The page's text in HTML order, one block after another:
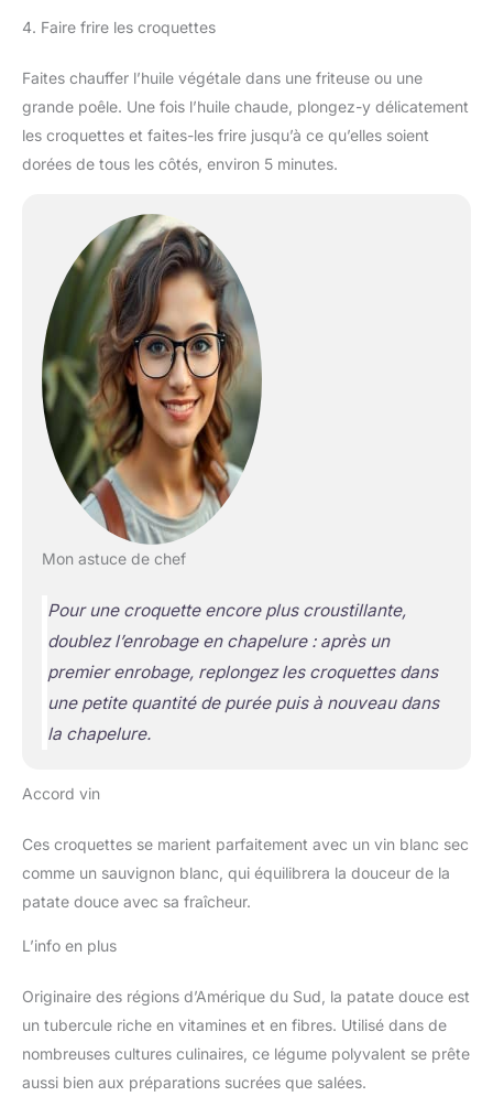
4. Faire frire les croquettes
Faites chauffer l’huile végétale dans une friteuse ou une
grande poêle. Une fois l’huile chaude, plongez-y délicatement
les croquettes et faites-les frire jusqu’à ce qu’elles soient
dorées de tous les côtés, environ 5 minutes.
Mon astuce de chef
Pour une croquette encore plus croustillante,
doublez l’enrobage en chapelure : après un
premier enrobage, replongez les croquettes dans
une petite quantité de purée puis à nouveau dans
la chapelure.
Accord vin
Ces croquettes se marient parfaitement avec un vin blanc sec
comme un sauvignon blanc, qui équilibrera la douceur de la
patate douce avec sa fraîcheur.
L’info en plus
Originaire des régions d’Amérique du Sud, la patate douce est
un tubercule riche en vitamines et en fibres. Utilisé dans de
nombreuses cultures culinaires, ce légume polyvalent se prête
aussi bien aux préparations sucrées que salées.